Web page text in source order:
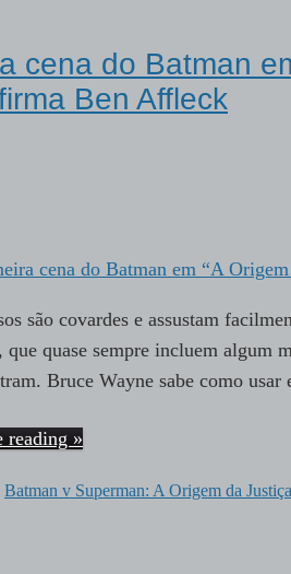
cena do Batman
Ben Affleck
são covardes e assustam
que quase sempre incluem algum
Bruce Wayne sabe como
reading »
Batman v Superman: A Origem da Justiça